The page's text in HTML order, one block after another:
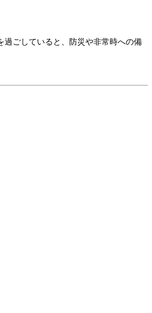
過ごしていると、防災や非常時への備